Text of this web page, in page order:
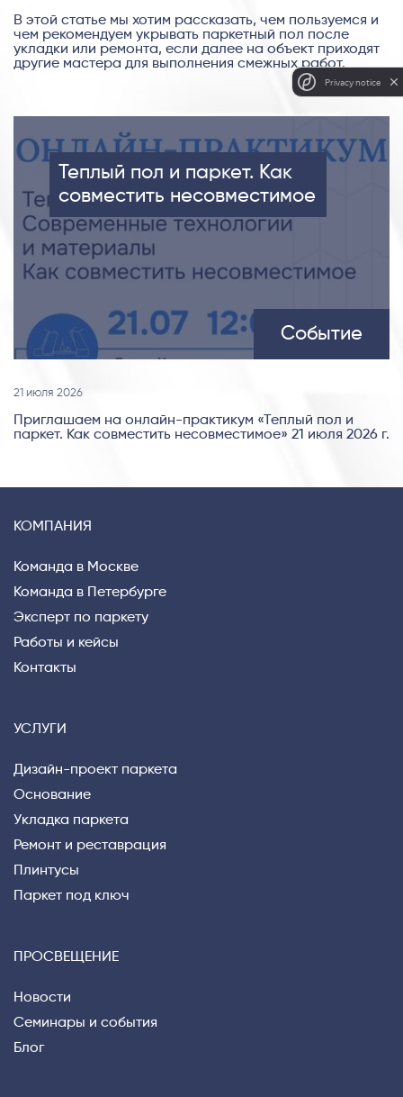
В этой статье мы хотим рассказать, чем пользуемся и
чем рекомендуем укрывать паркетный пол после
укладки или ремонта, если далее на объект приходят
другие мастера для выполнения смежных работ.
Теплый пол и паркет. Как
совместить несовместимое
Событие
21 июля 2026
Приглашаем на онлайн-практикум «Теплый пол и
паркет. Как совместить несовместимое» 21 июля 2026 г.
КОМПАНИЯ
Команда в Москве
Команда в Петербурге
Эксперт по паркету
Работы и кейсы
Контакты
УСЛУГИ
Дизайн-проект паркета
Основание
Укладка паркета
Ремонт и реставрация
Плинтусы
Паркет под ключ
ПРОСВЕЩЕНИЕ
Новости
Семинары и события
Блог
Privacy notice